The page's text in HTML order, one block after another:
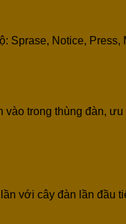
Sprase, Notice,
trong thùng đàn,
với cây đàn lần đầu